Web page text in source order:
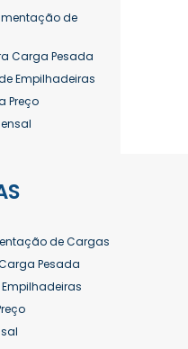
de
Carga Pesada
Empilhadeiras
Preço
Valor
Preço
de Cargas
Pesada